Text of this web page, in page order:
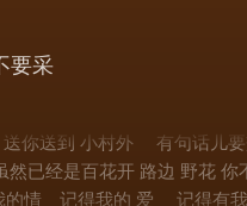
要采
送你送到 小村外 有句话儿要
然已经是百花开 路边 野花 你
的情 记得我的 爱 记得有我